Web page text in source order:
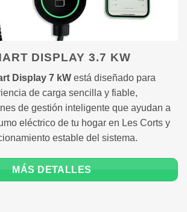
DISPLAY 3.7 KW
Display 7 kW está diseñado para
de carga sencilla y fiable,
de gestión inteligente que ayudan a
eléctrico de tu hogar en Les Corts y
estable del sistema.
MÁS DETALLES